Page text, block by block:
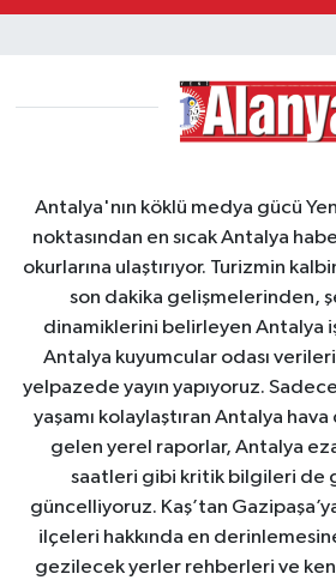
Antalya'nın köklü medya gücü
noktasından en sıcak Antalya
okurlarına ulaştırıyor. Turizmin
son dakika gelişmelerinden,
dinamiklerini belirleyen Antalya
Antalya kuyumcular odası
yelpazede yayın yapıyoruz.
yaşamı kolaylaştıran Antalya
gelen yerel raporlar, Antalya
saatleri gibi kritik bilgileri de
güncelliyoruz. Kaş’tan
ilçeleri hakkında en
gezilecek yerler rehberleri ve